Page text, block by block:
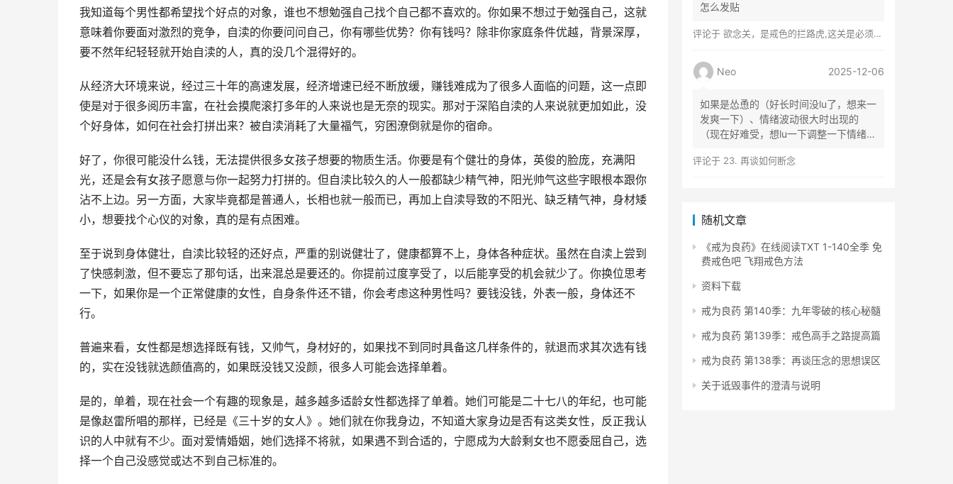
我知道每个男性都希望找个好点的对象，谁也不想勉强自己找个自己都不喜欢的。你如果不想过于勉强自己，这就
意味着你要面对激烈的竞争，自渎的你要问问自己，你有哪些优势？你有钱吗？除非你家庭条件优越，背景深厚，
要不然年纪轻轻就开始自渎的人，真的没几个混得好的。
从经济大环境来说，经过三十年的高速发展，经济增速已经不断放缓，赚钱难成为了很多人面临的问题，这一点即
使是对于很多阅历丰富，在社会摸爬滚打多年的人来说也是无奈的现实。那对于深陷自渎的人来说就更加如此，没
个好身体，如何在社会打拼出来？被自渎消耗了大量福气，穷困潦倒就是你的宿命。
好了，你很可能没什么钱，无法提供很多女孩子想要的物质生活。你要是有个健壮的身体，英俊的脸庞，充满阳
光，还是会有女孩子愿意与你一起努力打拼的。但自渎比较久的人一般都缺少精气神，阳光帅气这些字眼根本跟你
沾不上边。另一方面，大家毕竟都是普通人，长相也就一般而已，再加上自渎导致的不阳光、缺乏精气神，身材矮
小，想要找个心仪的对象，真的是有点困难。
至于说到身体健壮，自渎比较轻的还好点，严重的别说健壮了，健康都算不上，身体各种症状。虽然在自渎上尝到
了快感刺激，但不要忘了那句话，出来混总是要还的。你提前过度享受了，以后能享受的机会就少了。你换位思考
一下，如果你是一个正常健康的女性，自身条件还不错，你会考虑这种男性吗？要钱没钱，外表一般，身体还不
行。
普遍来看，女性都是想选择既有钱，又帅气，身材好的，如果找不到同时具备这几样条件的，就退而求其次选有钱
的，实在没钱就选颜值高的，如果既没钱又没颜，很多人可能会选择单着。
是的，单着，现在社会一个有趣的现象是，越多越多适龄女性都选择了单着。她们可能是二十七八的年纪，也可能
是像赵雷所唱的那样，已经是《三十岁的女人》。她们就在你我身边，不知道大家身边是否有这类女性，反正我认
识的人中就有不少。面对爱情婚姻，她们选择不将就，如果遇不到合适的，宁愿成为大龄剩女也不愿委屈自己，选
择一个自己没感觉或达不到自己标准的。
怎么发贴
评论于 欲念关，是戒色的拦路虎,这关是必须过的
Neo 2025-12-06
如果是怂恿的（好长时间没lu了，想来一
发爽一下）、情绪波动很大时出现的
（现在好难受，想lu一下调整一下情绪）
评论于 23. 再谈如何断念
随机文章
《戒为良药》在线阅读TXT 1-140全季 免
费戒色吧 飞翔戒色方法
资料下载
戒为良药 第140季：九年零破的核心秘髓
戒为良药 第139季：戒色高手之路提高篇
戒为良药 第138季：再谈压念的思想误区
关于诋毁事件的澄清与说明